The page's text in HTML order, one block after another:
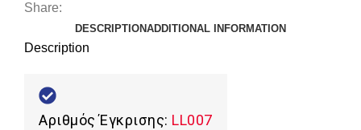
Share:
DESCRIPTIONADDITIONAL INFORMATION
Description
Αριθμός Έγκρισης: LL007